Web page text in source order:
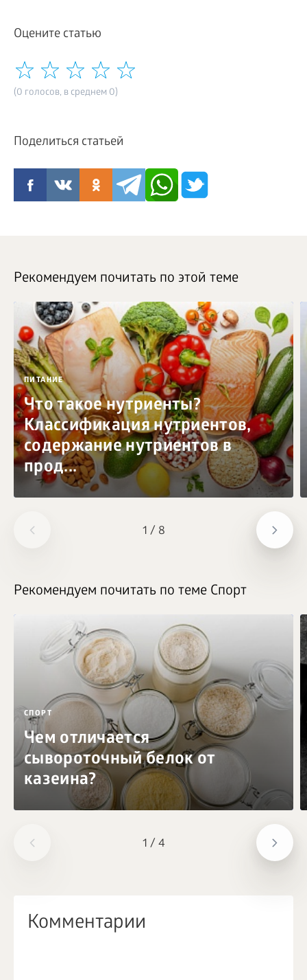
Оцените статью
(0 голосов, в среднем 0)
Поделиться статьей
1 / 8
Рекомендуем почитать по этой теме
ПИТАНИЕ
Что такое нутриенты?
Классификация нутриентов,
содержание нутриентов в
прод...
1 / 4
Рекомендуем почитать по теме Спорт
СПОРТ
Чем отличается
сывороточный белок от
казеина?
Комментарии